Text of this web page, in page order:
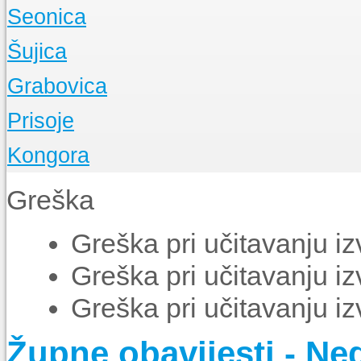
O Župi
Događanja
Seonica
O Župi
Događanja
Šujica
O Župi
Događanja
Grabovica
O Župi
Događanja
Prisoje
Događanja
Kongora
Događanja
Greška
Greška pri učitavanju
Greška pri učitavanju
Greška pri učitavanju
Župne obavijesti -